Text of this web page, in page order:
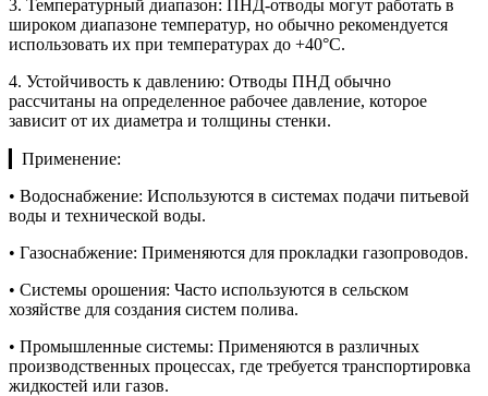
3. Температурный диапазон: ПНД-отводы могут работать в
широком диапазоне температур, но обычно рекомендуется
использовать их при температурах до +40°C.
4. Устойчивость к давлению: Отводы ПНД обычно
рассчитаны на определенное рабочее давление, которое
зависит от их диаметра и толщины стенки.
▎Применение:
• Водоснабжение: Используются в системах подачи питьевой
воды и технической воды.
• Газоснабжение: Применяются для прокладки газопроводов.
• Системы орошения: Часто используются в сельском
хозяйстве для создания систем полива.
• Промышленные системы: Применяются в различных
производственных процессах, где требуется транспортировка
жидкостей или газов.